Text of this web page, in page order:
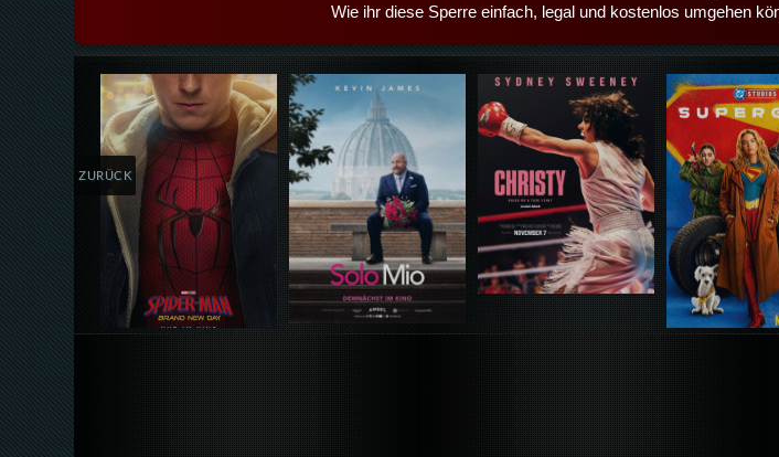
Wie ihr diese Sperre einfach, legal und kostenlos umgehen
Details,Play Details,Play Details,Play Details,Play
ZURÜCK